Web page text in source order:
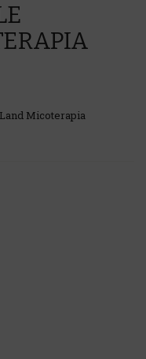
Micoterapia